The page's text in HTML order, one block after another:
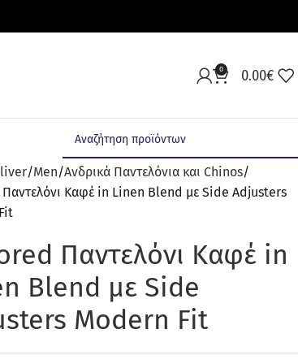
0 0.00€
Men Ανδρικά Παντελόνια και Chinos
Καφέ in Linen Blend με Side Adjusters
Παντελόνι Καφέ in
Blend με Side
Modern Fit